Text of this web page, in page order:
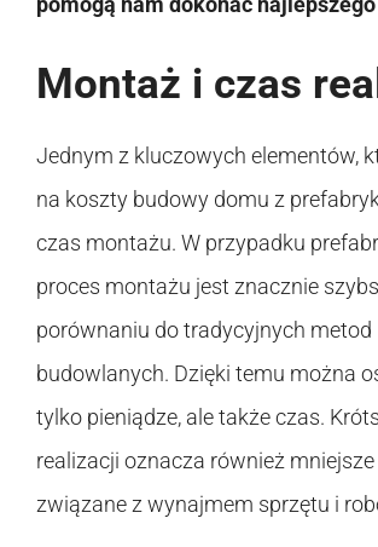
Montaż i czas
Jednym z kluczowych elementów,
na koszty budowy domu z
czas montażu. W przypadku
proces montażu jest znacznie
porównaniu do tradycyjnych metod
budowlanych. Dzięki temu można
tylko pieniądze, ale także czas.
realizacji oznacza również
związane z wynajmem sprzętu i